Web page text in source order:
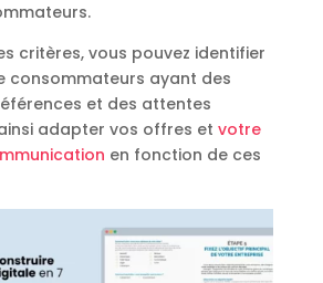
critères, vous pouvez identifier
consommateurs ayant des
et des attentes
adapter vos offres et votre
en fonction de ces